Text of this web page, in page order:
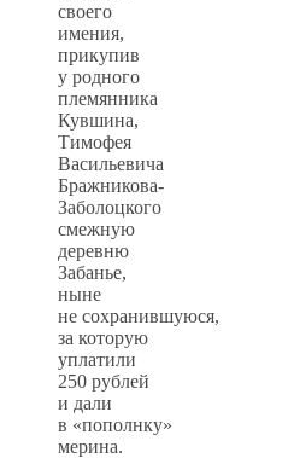
своего
имения,
прикупив
у родного
племянника
Кувшина,
Тимофея
Васильевича
Бражникова-
Заболоцкого
смежную
деревню
Забанье,
ныне
не сохранившуюся,
за которую
уплатили
250 рублей
и дали
в «пополнку»
мерина.